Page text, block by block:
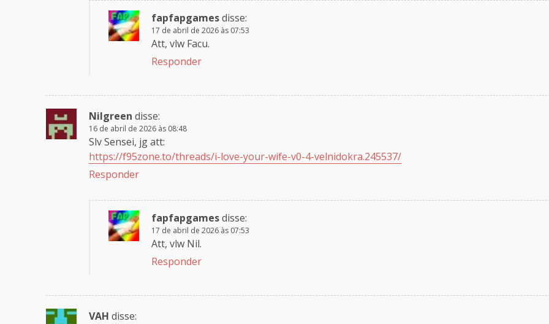
fapfapgamesdisse:
17 de abril de 2026 às 07:53
Att, vlw Facu.
Responder
Nilgreen disse:
16 de abril de 2026 às 08:48
Slv Sensei, jg att:
https://f95zone.to/threads/i-love-your-wife-v0-4-velnidokra.245537/
Responder
fapfapgamesdisse:
17 de abril de 2026 às 07:53
Att, vlw Nil.
Responder
VAH disse: